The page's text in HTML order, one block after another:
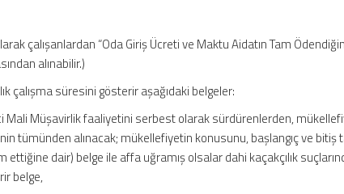
çalışanlardan “Oda Giriş Ücreti ve Maktu Aidatın Tam
alınabilir.)
çalışma süresini gösterir aşağıdaki belgeler:
Mali Müşavirlik faaliyetini serbest olarak sürdürenlerden,
tümünden alınacak; mükellefiyetin konusunu, başlangıç ve
dair) belge ile affa uğramış olsalar dahi kaçakçılık
belge,